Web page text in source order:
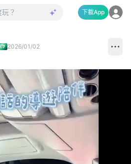
下載App
2026/01/02